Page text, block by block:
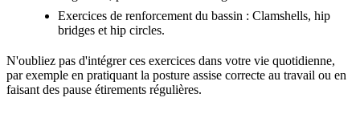
Exercices de renforcement du bassin : Clamshells, hip
bridges et hip circles.
N'oubliez pas d'intégrer ces exercices dans votre vie quotidienne,
par exemple en pratiquant la posture assise correcte au travail ou en
faisant des pause étirements régulières.